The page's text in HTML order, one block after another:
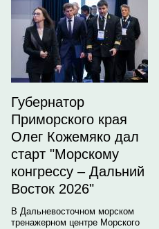
Губернатор
Приморского края
Олег Кожемяко дал
старт "Морскому
конгрессу – Дальний
Восток 2026"
В Дальневосточном морском
тренажерном центре Морского